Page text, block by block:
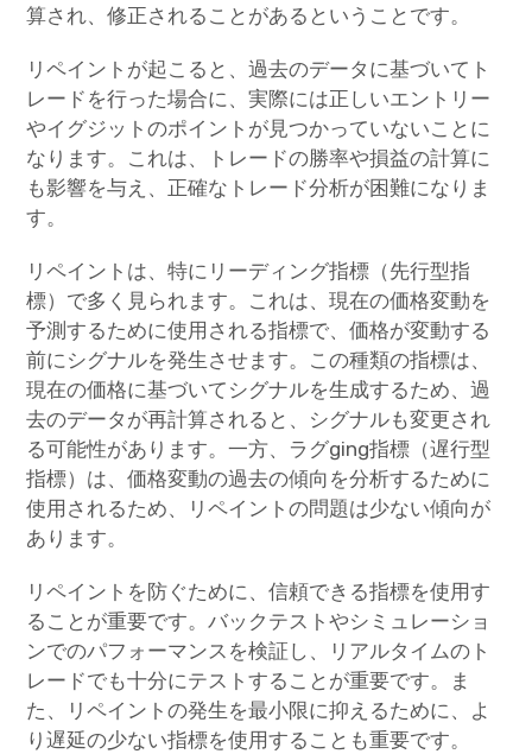
算され、修正されることがあるということです。
リペイントが起こると、過去のデータに基づいてト
レードを行った場合に、実際には正しいエントリー
やイグジットのポイントが見つかっていないことに
なります。これは、トレードの勝率や損益の計算に
も影響を与え、正確なトレード分析が困難になりま
す。
リペイントは、特にリーディング指標（先行型指
標）で多く見られます。これは、現在の価格変動を
予測するために使用される指標で、価格が変動する
前にシグナルを発生させます。この種類の指標は、
現在の価格に基づいてシグナルを生成するため、過
去のデータが再計算されると、シグナルも変更され
る可能性があります。一方、ラグging指標（遅行型
指標）は、価格変動の過去の傾向を分析するために
使用されるため、リペイントの問題は少ない傾向が
あります。
リペイントを防ぐために、信頼できる指標を使用す
ることが重要です。バックテストやシミュレーショ
ンでのパフォーマンスを検証し、リアルタイムのト
レードでも十分にテストすることが重要です。ま
た、リペイントの発生を最小限に抑えるために、よ
り遅延の少ない指標を使用することも重要です。